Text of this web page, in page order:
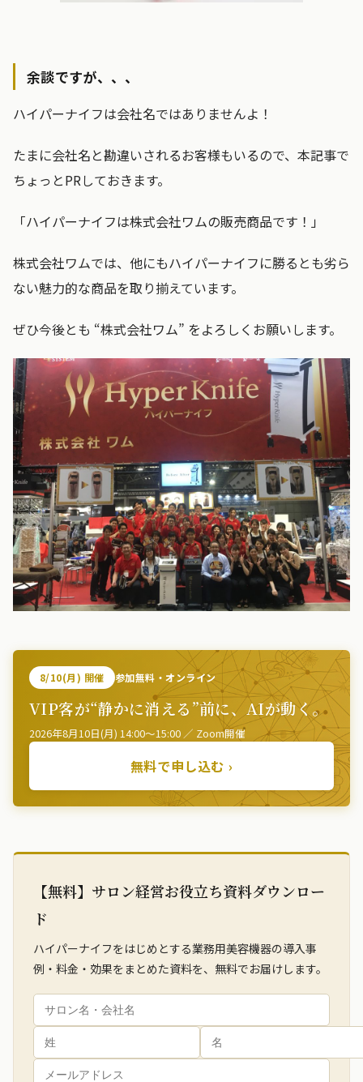
余談ですが、、、
ハイパーナイフは会社名ではありませんよ！
たまに会社名と勘違いされるお客様もいるので、本記事で
ちょっとPRしておきます。
「ハイパーナイフは株式会社ワムの販売商品です！」
株式会社ワムでは、他にもハイパーナイフに勝るとも劣ら
ない魅力的な商品を取り揃えています。
ぜひ今後とも “株式会社ワム” をよろしくお願いします。
8/10(月) 開催 参加無料・オンライン
VIP客が“静かに消える”前に、AIが動く。
2026年8月10日(月) 14:00〜15:00 ／ Zoom開催
無料で申し込む ›
【無料】サロン経営お役立ち資料ダウンロー
ド
ハイパーナイフをはじめとする業務用美容機器の導入事
例・料金・効果をまとめた資料を、無料でお届けします。